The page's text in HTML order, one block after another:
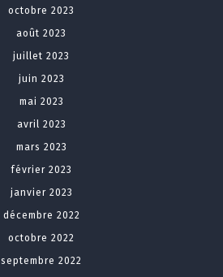
octobre 2023
août 2023
juillet 2023
juin 2023
mai 2023
avril 2023
mars 2023
février 2023
janvier 2023
décembre 2022
octobre 2022
septembre 2022